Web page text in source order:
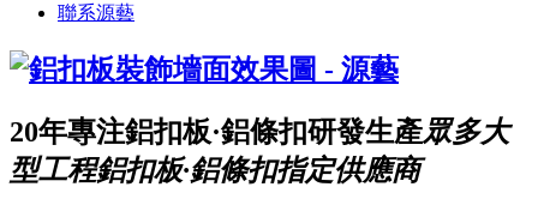
聯系源藝
20年專注鋁扣板·鋁條扣研發生產眾多大
型工程鋁扣板·鋁條扣指定供應商